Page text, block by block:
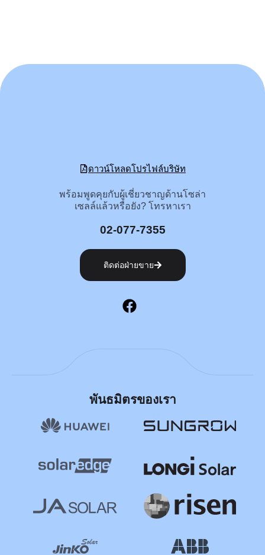
ดาวน์โหลดโปรไฟล์บริษัท
พร้อมพูดคุยกับผู้เชี่ยวชาญด้านโซล่า
เซลล์แล้วหรือยัง? โทรหาเรา
02-077-7355
ติดต่อฝ่ายขาย
พันธมิตรของเรา